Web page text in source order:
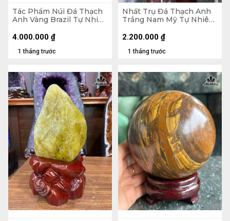
Tác Phẩm Núi Đá Thạch
Anh Vàng Brazil Tự Nhiên
Riêng Đế 5,55kg -
28,6x19,5x15 (cm)
1 tháng trước
4.000.000 ₫
Nhất Trụ Đá Thạch Anh
Trắng Nam Mỹ Tự Nhiên
(cm) - Lên Đế 41,5 x 15,8 x
1 tháng trước
2.200.000 ₫